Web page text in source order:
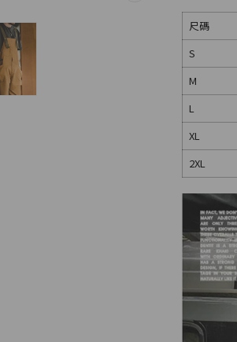
尺碼
S
M
L
XL
2XL